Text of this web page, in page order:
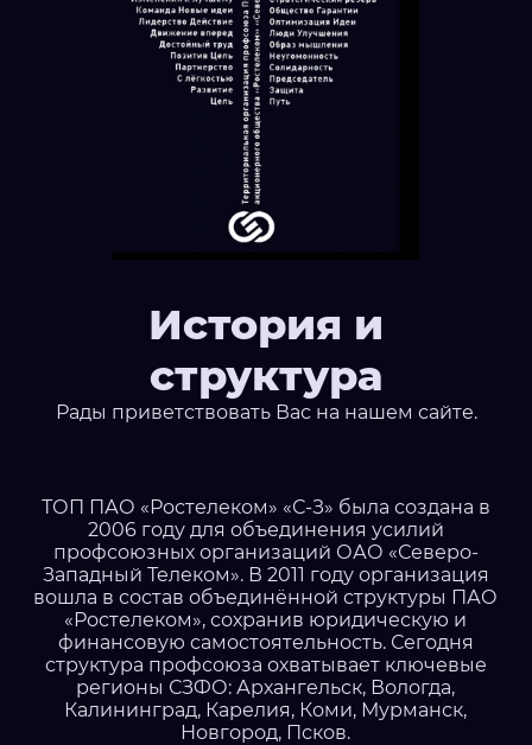
История и
структура
Рады приветствовать Вас на нашем сайте.
ТОП ПАО «Ростелеком» «С-З» была создана в
2006 году для объединения усилий
профсоюзных организаций ОАО «Северо-
Западный Телеком». В 2011 году организация
вошла в состав объединённой структуры ПАО
«Ростелеком», сохранив юридическую и
финансовую самостоятельность. Сегодня
структура профсоюза охватывает ключевые
регионы СЗФО: Архангельск, Вологда,
Калининград, Карелия, Коми, Мурманск,
Новгород, Псков.